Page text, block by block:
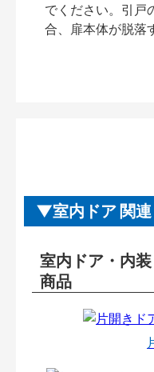
でください。引戸
合、扉本体が脱落
室内ドア 関
室内ドア・内
商品